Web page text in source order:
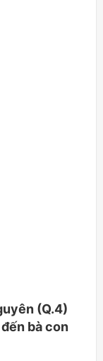
(Q.4)
bà con